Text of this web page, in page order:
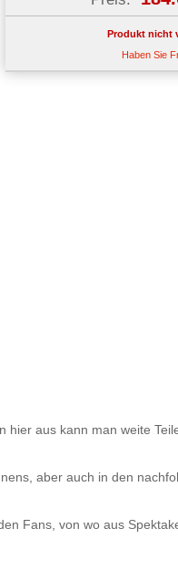
Produkt nicht
Haben Sie
aus kann man weite
aber auch in den
Fans, von wo aus